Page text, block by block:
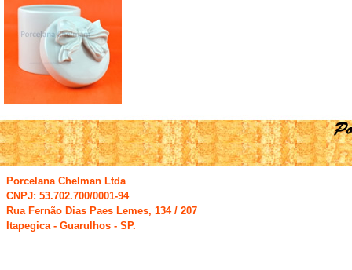
Porcelana Chelman Ltda
CNPJ: 53.702.700/0001-94
Rua Fernão Dias Paes Lemes, 134 / 207
Itapegica - Guarulhos - SP.